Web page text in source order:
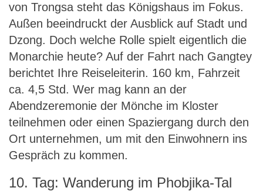
von Trongsa steht das Königshaus im Fokus.
Außen beeindruckt der Ausblick auf Stadt und
Dzong. Doch welche Rolle spielt eigentlich die
Monarchie heute? Auf der Fahrt nach Gangtey
berichtet Ihre Reiseleiterin. 160 km, Fahrzeit
ca. 4,5 Std. Wer mag kann an der
Abendzeremonie der Mönche im Kloster
teilnehmen oder einen Spaziergang durch den
Ort unternehmen, um mit den Einwohnern ins
Gespräch zu kommen.
10. Tag: Wanderung im Phobjika-Tal